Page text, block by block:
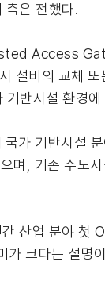
측은 전했다.
Access
설비의 교체 또
반시설 환경
가 기반시설
며, 기존 수도시
산업 분야 첫
가 크다는 설명